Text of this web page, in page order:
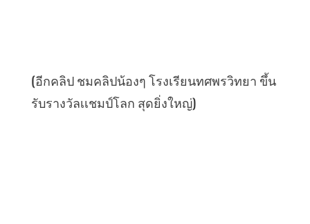
(อีกคลิป ชมคลิปน้องๆ โรงเรียนทศพรวิทยา ขึ้น
รับรางวัลเเชมป์โลก สุดยิ่งใหญ่)